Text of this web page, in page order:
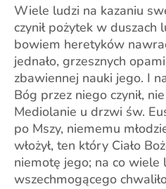
Wiele ludzi na kazaniu
czynił pożytek w duszach
bowiem heretyków
jednało, grzesznych
zbawiennej nauki jego. I
Bóg przez niego czynił,
Mediolanie u drzwi św.
po Mszy, niememu
włożył, ten który Ciało
niemotę jego; na co wiele
wszechmogącego